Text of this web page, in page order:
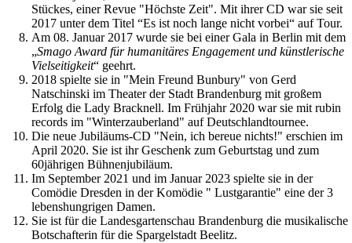
Stückes, einer Revue "Höchste Zeit". Mit ihrer CD war sie seit
2017 unter dem Titel “Es ist noch lange nicht vorbei“ auf Tour.
Am 08. Januar 2017 wurde sie bei einer Gala in Berlin mit dem
„Smago Award für humanitäres Engagement und künstlerische
Vielseitigkeit“ geehrt.
2018 spielte sie in "Mein Freund Bunbury" von Gerd
Natschinski im Theater der Stadt Brandenburg mit großem
Erfolg die Lady Bracknell. Im Frühjahr 2020 war sie mit rubin
records im "Winterzauberland" auf Deutschlandtournee.
Die neue Jubiläums-CD "Nein, ich bereue nichts!" erschien im
April 2020. Sie ist ihr Geschenk zum Geburtstag und zum
60jährigen Bühnenjubiläum.
Im September 2021 und im Januar 2023 spielte sie in der
Comödie Dresden in der Komödie " Lustgarantie" eine der 3
lebenshungrigen Damen.
Sie ist für die Landesgartenschau Brandenburg die musikalische
Botschafterin für die Spargelstadt Beelitz.